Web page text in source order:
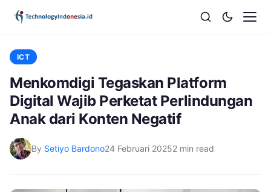
ICT
Menkomdigi Tegaskan Platform
Digital Wajib Perketat Perlindungan
Anak dari Konten Negatif
By Setiyo Bardono24 Februari 20252 min read